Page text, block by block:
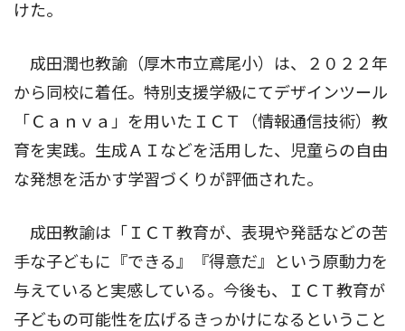
けた。
成田潤也教諭（厚木市立鳶尾小）は、２０２２年
から同校に着任。特別支援学級にてデザインツール
「Ｃａｎｖａ」を用いたＩＣＴ（情報通信技術）教
育を実践。生成ＡＩなどを活用した、児童らの自由
な発想を活かす学習づくりが評価された。
成田教諭は「ＩＣＴ教育が、表現や発話などの苦
手な子どもに『できる』『得意だ』という原動力を
与えていると実感している。今後も、ＩＣＴ教育が
子どもの可能性を広げるきっかけになるということ